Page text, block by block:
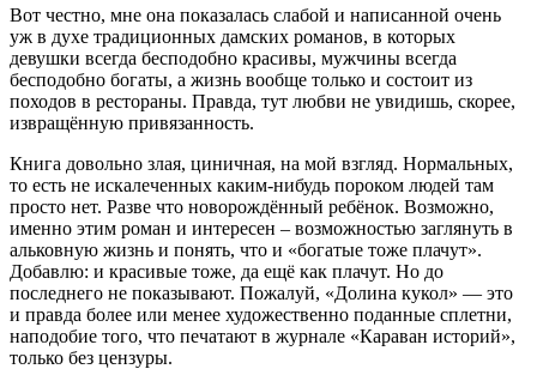
Вот честно, мне она показалась слабой и написанной очень
уж в духе традиционных дамских романов, в которых
девушки всегда бесподобно красивы, мужчины всегда
бесподобно богаты, а жизнь вообще только и состоит из
походов в рестораны. Правда, тут любви не увидишь, скорее,
извращённую привязанность.
Книга довольно злая, циничная, на мой взгляд. Нормальных,
то есть не искалеченных каким-нибудь пороком людей там
просто нет. Разве что новорождённый ребёнок. Возможно,
именно этим роман и интересен – возможностью заглянуть в
альковную жизнь и понять, что и «богатые тоже плачут».
Добавлю: и красивые тоже, да ещё как плачут. Но до
последнего не показывают. Пожалуй, «Долина кукол» — это
и правда более или менее художественно поданные сплетни,
наподобие того, что печатают в журнале «Караван историй»,
только без цензуры.